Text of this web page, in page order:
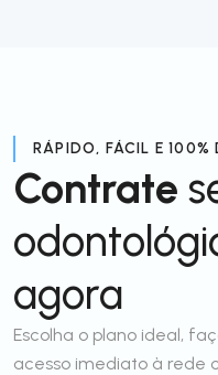
RÁPIDO, FÁCIL E 100%
Contrate
agora
Escolha o plano ideal,
acesso imediato à rede